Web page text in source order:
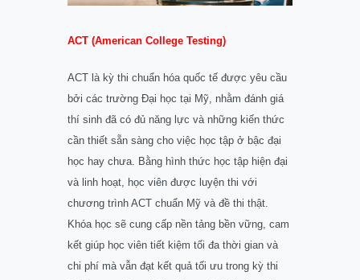
ACT (American College Testing)
ACT là kỳ thi chuẩn hóa quốc tế được yêu cầu
bởi các trường Đại học tại Mỹ, nhằm đánh giá
thí sinh đã có đủ năng lực và những kiến thức
cần thiết sẵn sàng cho việc học tập ở bậc đại
học hay chưa. Bằng hình thức học tập hiện đại
và linh hoạt, học viên được luyện thi với
chương trình ACT chuẩn Mỹ và đề thi thật.
Khóa học sẽ cung cấp nền tảng bền vững, cam
kết giúp học viên tiết kiệm tối đa thời gian và
chi phí mà vẫn đạt kết quả tối ưu trong kỳ thi